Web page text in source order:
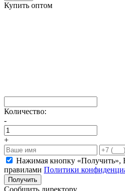
Купить оптом
Количество:
-
+
Нажимая кнопку «Получить»,
правилами Политики
Получить
Сообщить директору